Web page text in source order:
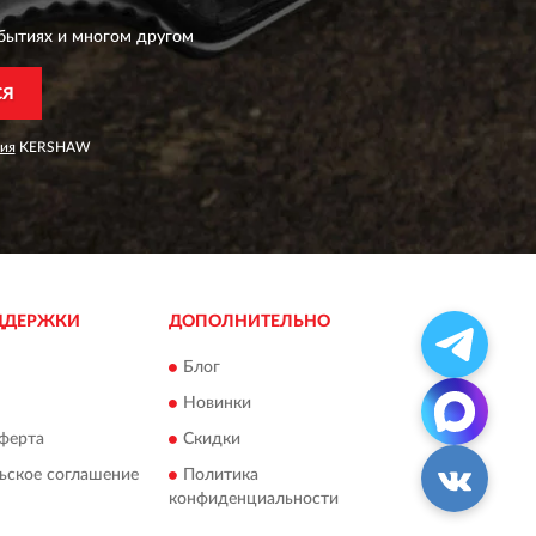
и многом другом
KERSHAW
соглашение
ДОПОЛНИТЕЛЬНО
Блог
Новинки
Скидки
Политика
конфиденциальности